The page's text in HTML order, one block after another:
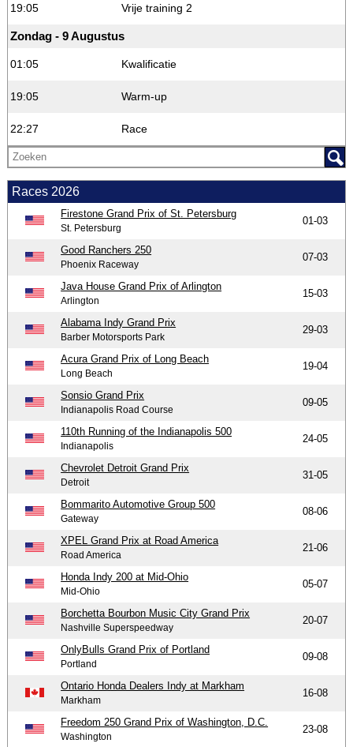
19:05 Vrije training 2
Zondag - 9 Augustus
01:05 Kwalificatie
19:05 Warm-up
22:27 Race
Races 2026
Firestone Grand Prix of St. Petersburg
St. Petersburg
01-03
Good Ranchers 250
Phoenix Raceway
07-03
Java House Grand Prix of Arlington
Arlington
15-03
Alabama Indy Grand Prix
Barber Motorsports Park
29-03
Acura Grand Prix of Long Beach
Long Beach
19-04
Sonsio Grand Prix
Indianapolis Road Course
09-05
110th Running of the Indianapolis 500
Indianapolis
24-05
Chevrolet Detroit Grand Prix
Detroit
31-05
Bommarito Automotive Group 500
Gateway
08-06
XPEL Grand Prix at Road America
Road America
21-06
Honda Indy 200 at Mid-Ohio
Mid-Ohio
05-07
Borchetta Bourbon Music City Grand Prix
Nashville Superspeedway
20-07
OnlyBulls Grand Prix of Portland
Portland
09-08
Ontario Honda Dealers Indy at Markham
Markham
16-08
Freedom 250 Grand Prix of Washington, D.C.
Washington
23-08